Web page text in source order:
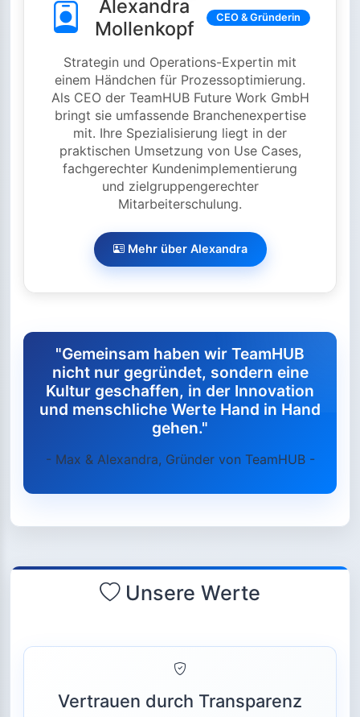
Alexandra
Mollenkopf
CEO & Gründerin
Strategin und Operations-Expertin mit
einem Händchen für Prozessoptimierung.
Als CEO der TeamHUB Future Work GmbH
bringt sie umfassende Branchenexpertise
mit. Ihre Spezialisierung liegt in der
praktischen Umsetzung von Use Cases,
fachgerechter Kundenimplementierung
und zielgruppengerechter
Mitarbeiterschulung.
Mehr über Alexandra
"Gemeinsam haben wir TeamHUB
nicht nur gegründet, sondern eine
Kultur geschaffen, in der Innovation
und menschliche Werte Hand in Hand
gehen."
- Max & Alexandra, Gründer von TeamHUB -
Unsere Werte
Vertrauen durch Transparenz